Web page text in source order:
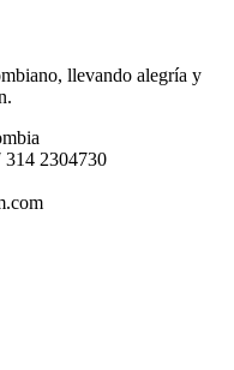
llevando alegría y
314 2304730